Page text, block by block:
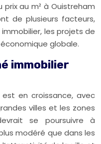
prix au m² à Ouistreham
de plusieurs facteurs,
les projets de
globale.
immobilier
en croissance, avec
villes et les zones
se poursuivre à
modéré que dans les